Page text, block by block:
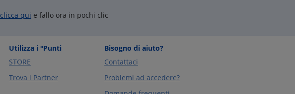
clicca qui e fallo ora in pochi clic
Utilizza i °Punti
STORE
Trova i Partner
Bisogno di aiuto?
Contattaci
Problemi ad accedere?